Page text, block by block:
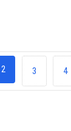
2 3 4